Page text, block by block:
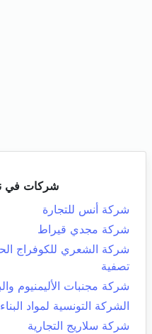
شركات في
شركة أنس للتجارة
شركة مجدي قيراط
شركة الشعري للكوفراج
تصفية
شركة مجنبات الأليمنيوم
الشركة التونسية لمواد البناء
شركة سلاريج التجارية